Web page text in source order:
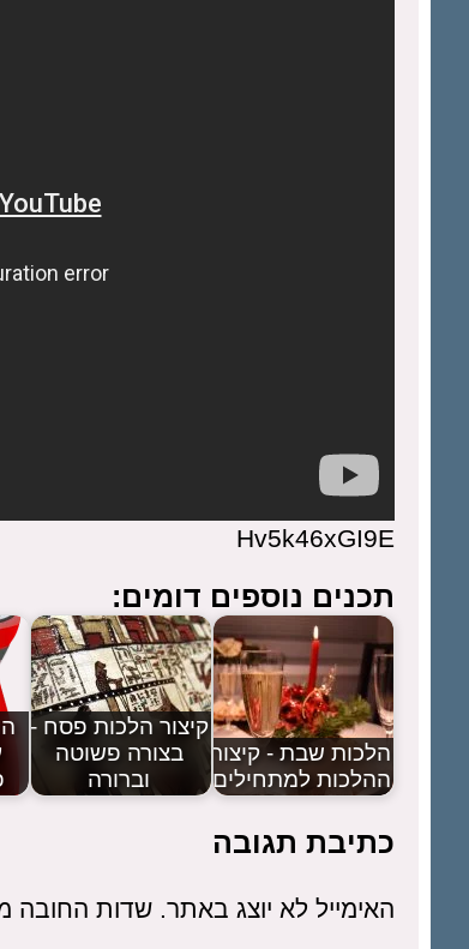
Hv5k46xGI9E
תכנים נוספים דומים:
הלכות שבת - קיצור
ההלכות למתחילים
קיצור הלכות פסח -
בצורה פשוטה
וברורה
כתיבת תגובה
האימייל לא יוצג באתר. שדות החובה